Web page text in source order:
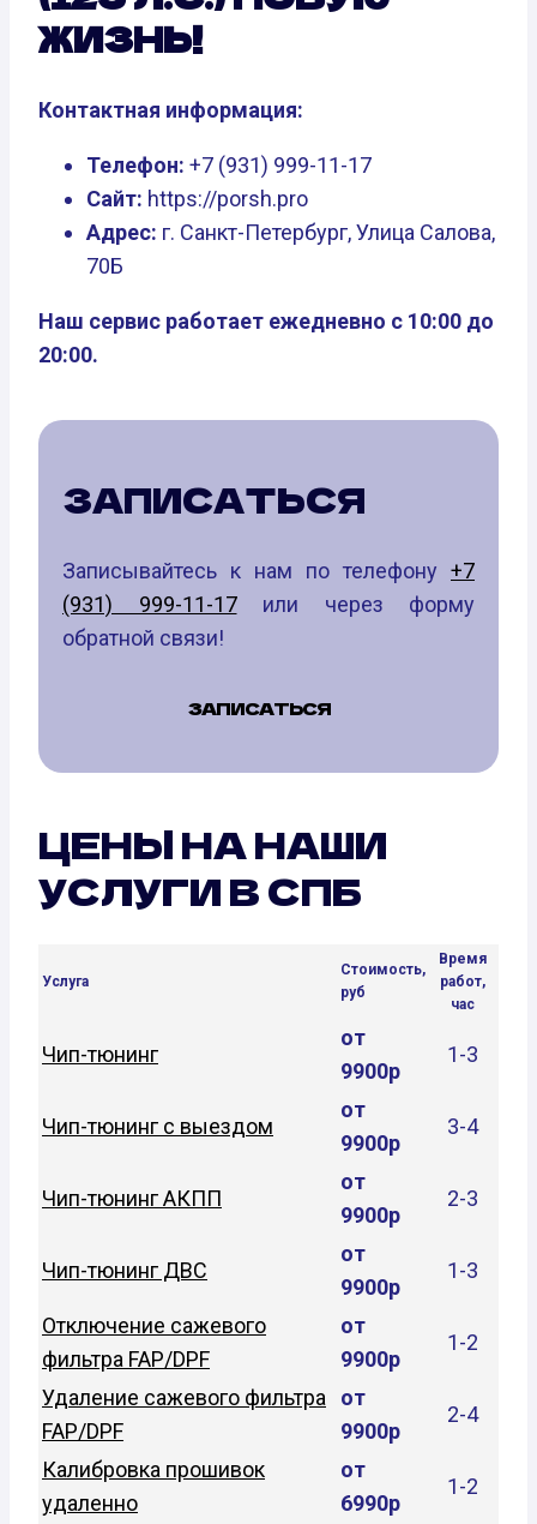
ЖИЗНЬ!
Контактная информация:
Телефон: +7 (931) 999-11-17
Сайт: https://porsh.pro
Адрес: г. Санкт-Петербург, Улица Салова,
70Б
Наш сервис работает ежедневно с 10:00 до
20:00.
ЗАПИСАТЬСЯ
Записывайтесь к нам по телефону +7
(931) 999-11-17или через форму
обратной связи!
ЗАПИСАТЬСЯ
ЦЕНЫ НА НАШИ
УСЛУГИ В СПБ
Услуга
Стоимость,
руб
Время
работ,
час
Чип-тюнинг
от
9900р
1-3
Чип-тюнинг с выездом
от
9900р
3-4
Чип-тюнинг АКПП
от
9900р
2-3
Чип-тюнинг ДВС
от
9900р
1-3
Отключение сажевого
фильтра FAP/DPF
от
9900р
1-2
Удаление сажевого фильтра
FAP/DPF
от
9900р
2-4
Калибровка прошивок
удаленно
от
6990р
1-2